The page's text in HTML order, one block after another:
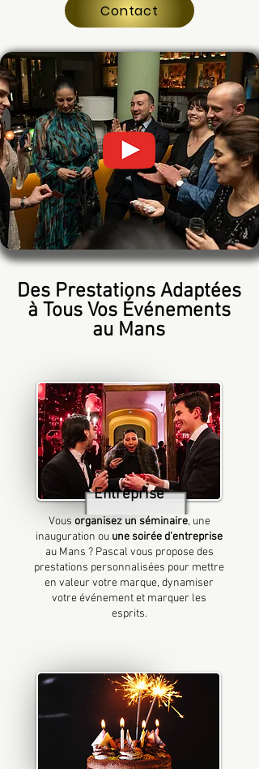
Contact
Des Prestations Adaptées
à Tous Vos Événements
au Mans
Vous organisez un séminaire, une
inauguration ou une soirée d'entreprise
au Mans ? Pascal vous propose des
prestations personnalisées pour mettre
en valeur votre marque, dynamiser
votre événement et marquer les
esprits.
Entreprise